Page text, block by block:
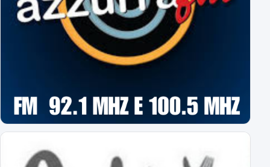
L'Editoriale Azzurro
a cura di Massimo Barbero
Espugnato Bogliasco: Sampdoria 1 - Novara 2
terzo successo estivo per gli azzurri di Birindelli
Sampdoria-Novara: le formazioni ufficiali!
Assenti Da Graca e Lanini per affaticamento
Primavera: il calendario completo